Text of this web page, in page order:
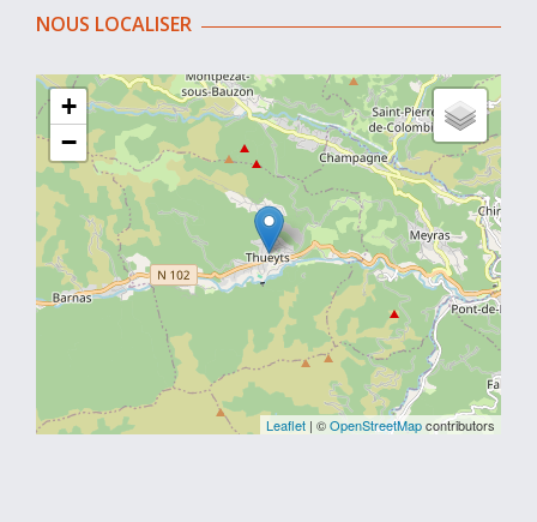
NOUS LOCALISER
+
−
Leaflet | ©OpenStreetMapcontributors